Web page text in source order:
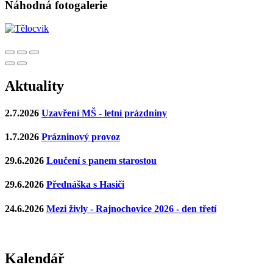
Náhodná fotogalerie
Aktuality
2.7.2026 Uzavření MŠ - letní prázdniny
1.7.2026 Prázninový provoz
29.6.2026 Loučení s panem starostou
29.6.2026 Přednáška s Hasiči
24.6.2026 Mezi živly - Rajnochovice 2026 - den třetí
Kalendář